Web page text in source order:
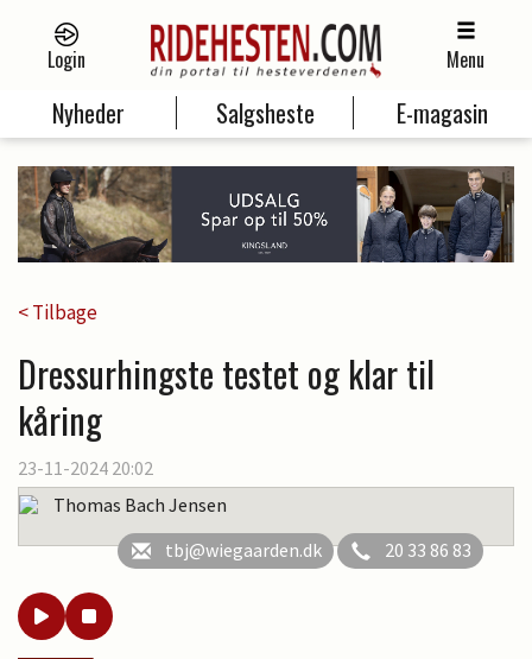
Login Menu
Nyheder Salgsheste E-magasin
< Tilbage
Dressurhingste testet og klar til
kåring
23-11-2024 20:02
Thomas Bach Jensen
tbj@wiegaarden.dk
20 33 86 83